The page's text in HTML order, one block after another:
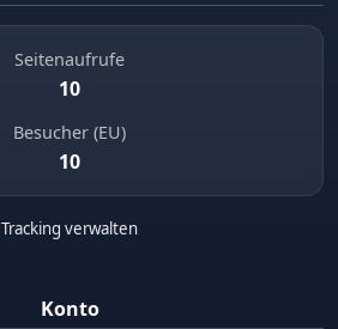
Seitenaufrufe
10
Besucher (EU)
10
Tracking verwalten
Konto